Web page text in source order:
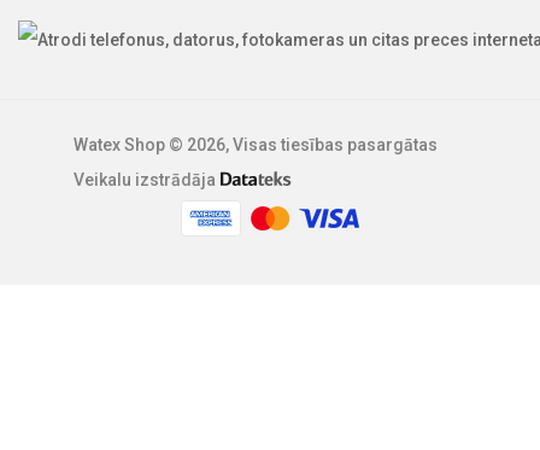
Watex Shop © 2026, Visas tiesības pasargātas
Veikalu izstrādāja